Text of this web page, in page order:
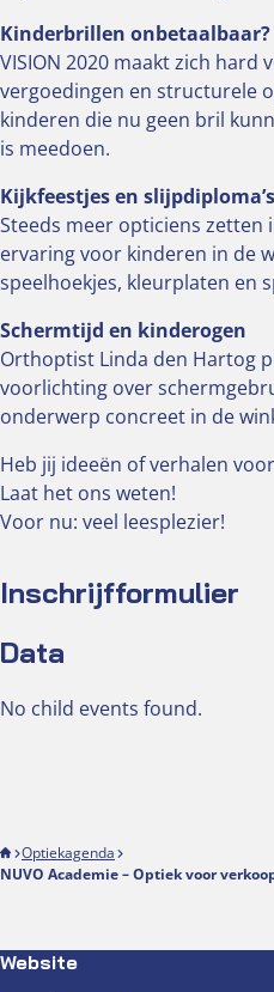
Kinderbrillen onbetaalbaar?
VISION 2020 maakt zich hard
vergoedingen en structurele
kinderen die nu geen bril
is meedoen.
Kijkfeestjes en slijpdiploma’s
Steeds meer opticiens zetten
ervaring voor kinderen in de
speelhoekjes, kleurplaten en
Schermtijd en kinderogen
Orthoptist Linda den Hartog
voorlichting over
onderwerp concreet in de
Heb jij ideeën of verhalen
Laat het ons weten!
Voor nu: veel leesplezier!
Inschrijfformulier
Data
No child events found.
Optiekagenda
NUVO Academie – Optiek voor
Website